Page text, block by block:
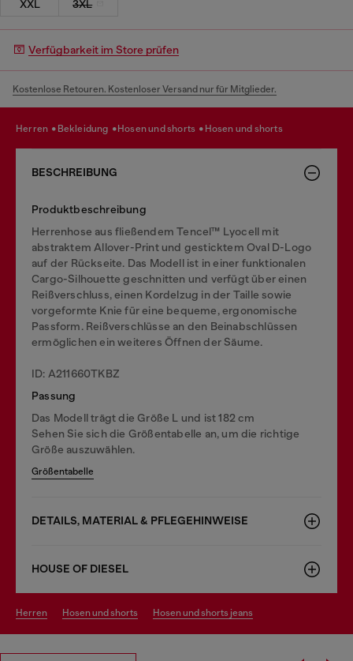
XXL
3XL
Verfügbarkeit im Store prüfen
Kostenlose Retouren. Kostenloser Versand nur für Mitglieder.
herren bekleidung hosen und shorts hosen und shorts
BESCHREIBUNG
Produktbeschreibung
Herrenhose aus fließendem Tencel™ Lyocell mit
abstraktem Allover-Print und gesticktem Oval D-Logo
auf der Rückseite. Das Modell ist in einer funktionalen
Cargo-Silhouette geschnitten und verfügt über einen
Reißverschluss, einen Kordelzug in der Taille sowie
vorgeformte Knie für eine bequeme, ergonomische
Passform. Reißverschlüsse an den Beinabschlüssen
ermöglichen ein weiteres Öffnen der Säume.
ID: A211660TKBZ
Passung
Das Modell trägt die Größe L und ist 182 cm
Sehen Sie sich die Größentabelle an, um die richtige
Größe auszuwählen.
Größentabelle
DETAILS, MATERIAL & PFLEGEHINWEISE
HOUSE OF DIESEL
herren hosen und shorts hosen und shorts jeans